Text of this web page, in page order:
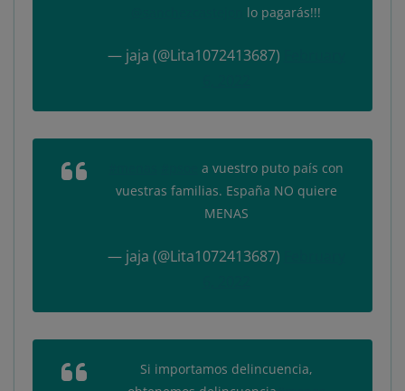
lo pagarás!!!
— jaja (@Lita1072413687)
a vuestro puto país con
vuestras familias. España NO quiere
MENAS
— jaja (@Lita1072413687)
Si importamos delincuencia,